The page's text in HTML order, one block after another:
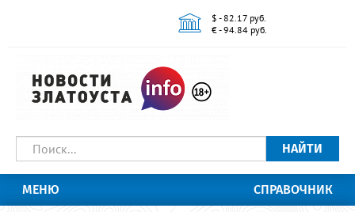
$ - 82.17 руб.
€ - 94.84 руб.
НАЙТИ
МЕНЮ СПРАВОЧНИК